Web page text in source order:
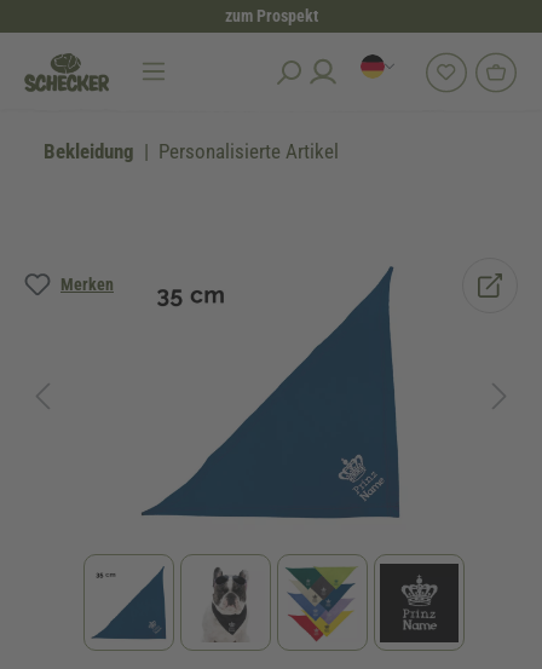
zum Prospekt
Bekleidung Personalisierte Artikel
Merken
Bildergalerie überspringen